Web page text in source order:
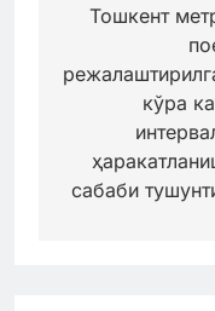
по
записям
Тошкент
кўра
сабаби